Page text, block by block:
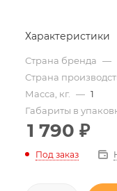
Характеристики
Страна бренда —
Страна
Масса, кг.
— 1
Габариты в
1 790 ₽
Под заказ